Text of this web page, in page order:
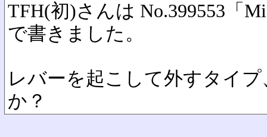
TFH(初)さんは No.399553「
で書きました。
レバーを起こして外すタイ
か？